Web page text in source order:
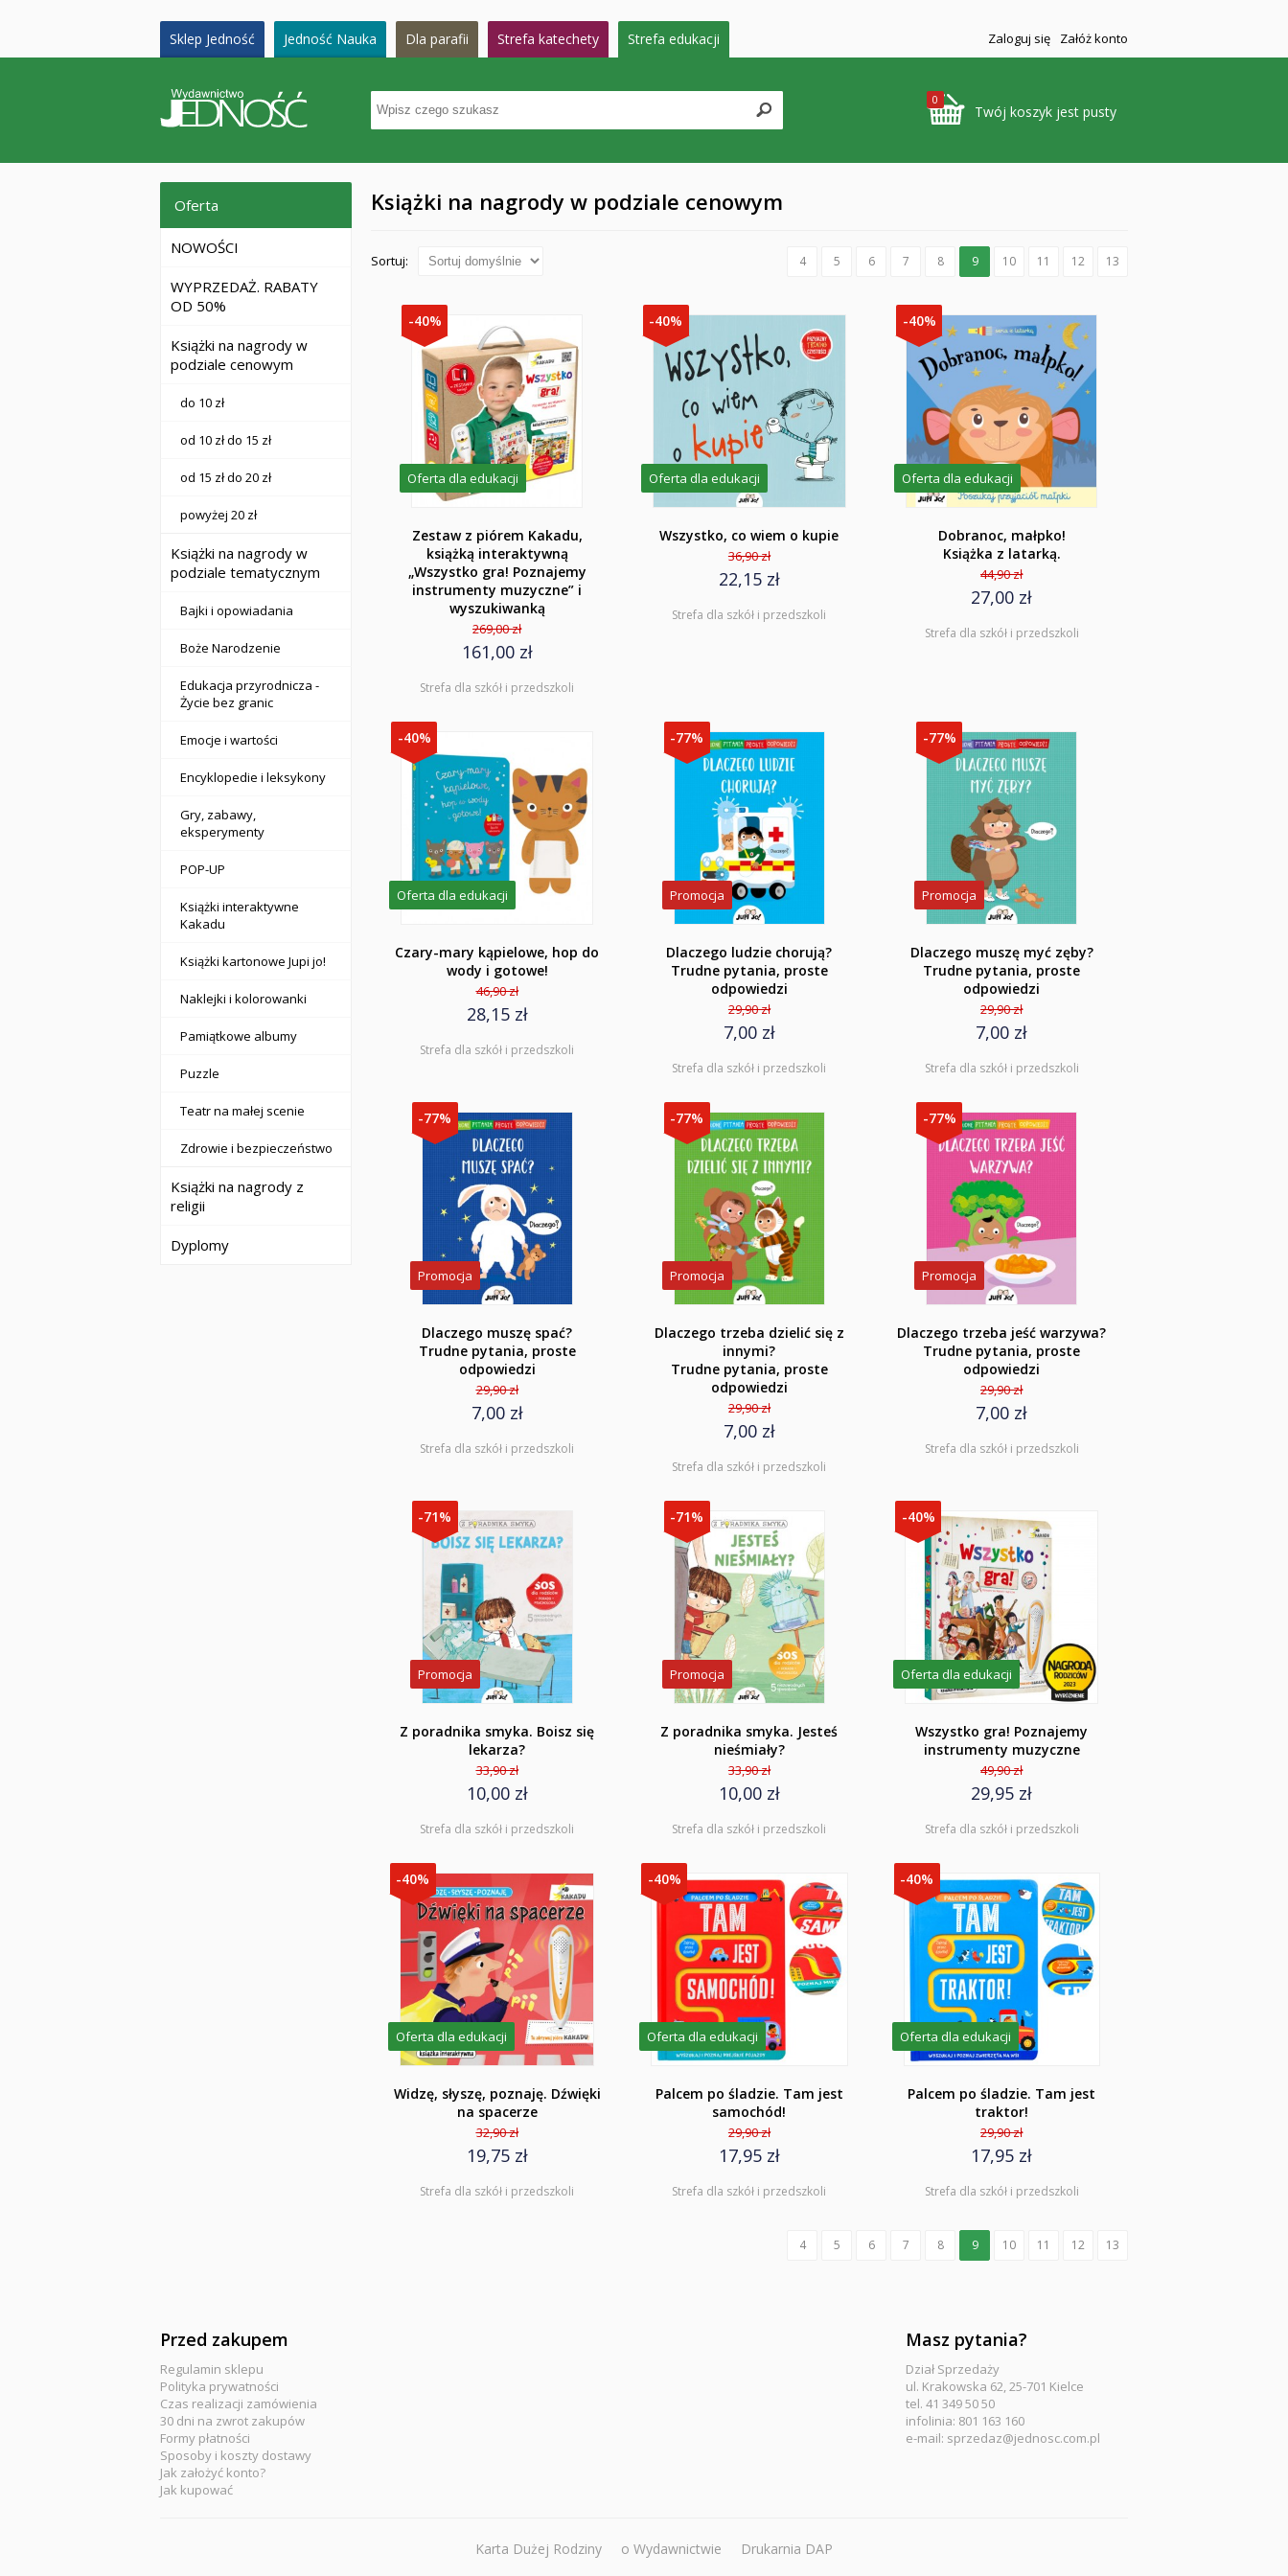
Sklep Jedność Jedność Nauka Dla parafii Strefa katechety Strefa edukacji Zaloguj się Załóż konto
0
Twój koszyk jest pusty
Oferta
NOWOŚCI
WYPRZEDAŻ. RABATY
OD 50%
Książki na nagrody w
podziale cenowym
do 10 zł
od 10 zł do 15 zł
od 15 zł do 20 zł
powyżej 20 zł
Książki na nagrody w
podziale tematycznym
Bajki i opowiadania
Boże Narodzenie
Edukacja przyrodnicza -
Życie bez granic
Emocje i wartości
Encyklopedie i leksykony
Gry, zabawy,
eksperymenty
POP-UP
Książki interaktywne
Kakadu
Książki kartonowe Jupi jo!
Naklejki i kolorowanki
Pamiątkowe albumy
Puzzle
Teatr na małej scenie
Zdrowie i bezpieczeństwo
Książki na nagrody z
religii
Dyplomy
Książki na nagrody w podziale cenowym
Sortuj: 4 5 6 7 8 9 10 11 12 13
-40%
Oferta dla edukacji
Zestaw z piórem Kakadu,
książką interaktywną
„Wszystko gra! Poznajemy
instrumenty muzyczne” i
wyszukiwanką
269,00 zł
161,00 zł
Strefa dla szkół i przedszkoli
-40%
Oferta dla edukacji
Wszystko, co wiem o kupie
36,90 zł
22,15 zł
Strefa dla szkół i przedszkoli
-40%
Oferta dla edukacji
Dobranoc, małpko!
Książka z latarką.
44,90 zł
27,00 zł
Strefa dla szkół i przedszkoli
-40%
Oferta dla edukacji
Czary-mary kąpielowe, hop do
wody i gotowe!
46,90 zł
28,15 zł
Strefa dla szkół i przedszkoli
-77%
Promocja
Dlaczego ludzie chorują?
Trudne pytania, proste
odpowiedzi
29,90 zł
7,00 zł
Strefa dla szkół i przedszkoli
-77%
Promocja
Dlaczego muszę myć zęby?
Trudne pytania, proste
odpowiedzi
29,90 zł
7,00 zł
Strefa dla szkół i przedszkoli
-77%
Promocja
Dlaczego muszę spać?
Trudne pytania, proste
odpowiedzi
29,90 zł
7,00 zł
Strefa dla szkół i przedszkoli
-77%
Promocja
Dlaczego trzeba dzielić się z
innymi?
Trudne pytania, proste
odpowiedzi
29,90 zł
7,00 zł
Strefa dla szkół i przedszkoli
-77%
Promocja
Dlaczego trzeba jeść warzywa?
Trudne pytania, proste
odpowiedzi
29,90 zł
7,00 zł
Strefa dla szkół i przedszkoli
-71%
Promocja
Z poradnika smyka. Boisz się
lekarza?
33,90 zł
10,00 zł
Strefa dla szkół i przedszkoli
-71%
Promocja
Z poradnika smyka. Jesteś
nieśmiały?
33,90 zł
10,00 zł
Strefa dla szkół i przedszkoli
-40%
Oferta dla edukacji
Wszystko gra! Poznajemy
instrumenty muzyczne
49,90 zł
29,95 zł
Strefa dla szkół i przedszkoli
-40%
Oferta dla edukacji
Widzę, słyszę, poznaję. Dźwięki
na spacerze
32,90 zł
19,75 zł
Strefa dla szkół i przedszkoli
-40%
Oferta dla edukacji
Palcem po śladzie. Tam jest
samochód!
29,90 zł
17,95 zł
Strefa dla szkół i przedszkoli
-40%
Oferta dla edukacji
Palcem po śladzie. Tam jest
traktor!
29,90 zł
17,95 zł
Strefa dla szkół i przedszkoli
4 5 6 7 8 9 10 11 12 13
Przed zakupem
Regulamin sklepu
Polityka prywatności
Czas realizacji zamówienia
30 dni na zwrot zakupów
Formy płatności
Sposoby i koszty dostawy
Jak założyć konto?
Jak kupować
Masz pytania?
Dział Sprzedaży
ul. Krakowska 62, 25-701 Kielce
tel. 41 349 50 50
infolinia: 801 163 160
e-mail: sprzedaz@jednosc.com.pl
Karta Dużej Rodziny o Wydawnictwie Drukarnia DAP